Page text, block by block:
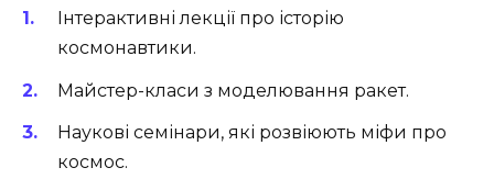
Інтерактивні лекції про історію
космонавтики.
Майстер-класи з моделювання ракет.
Наукові семінари, які розвіюють міфи про
космос.